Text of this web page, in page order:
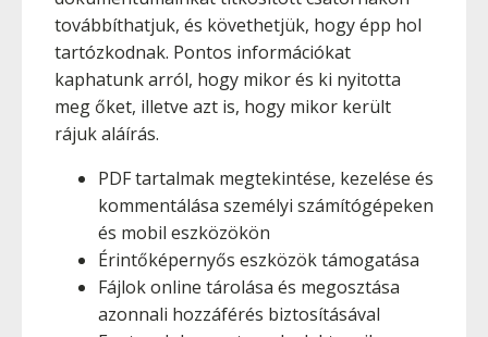
továbbíthatjuk, és követhetjük, hogy épp hol
tartózkodnak. Pontos információkat
kaphatunk arról, hogy mikor és ki nyitotta
meg őket, illetve azt is, hogy mikor került
rájuk aláírás.
PDF tartalmak megtekintése, kezelése és
kommentálása személyi számítógépeken
és mobil eszközökön
Érintőképernyős eszközök támogatása
Fájlok online tárolása és megosztása
azonnali hozzáférés biztosításával